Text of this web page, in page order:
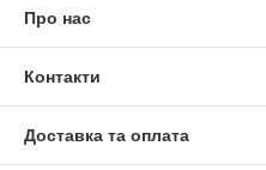
Про нас
Контакти
Доставка та оплата